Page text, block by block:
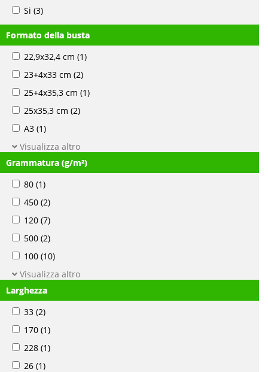
Si (3)
Formato della busta
22,9x32,4 cm (1)
23+4x33 cm (2)
25+4x35,3 cm (1)
25x35,3 cm (2)
A3 (1)
Visualizza altro
Grammatura (g/m²)
80 (1)
450 (2)
120 (7)
500 (2)
100 (10)
Visualizza altro
Larghezza
33 (2)
170 (1)
228 (1)
26 (1)